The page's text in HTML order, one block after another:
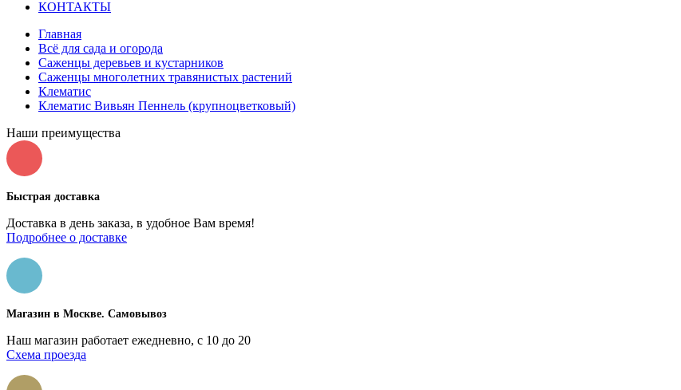
КОНТАКТЫ
Главная
Всё для сада и огорода
Саженцы деревьев и кустарников
Саженцы многолетних травянистых растений
Клематис
Клематис Вивьян Пеннель (крупноцветковый)
Наши преимущества
Быстрая доставка
Доставка в день заказа, в удобное Вам время!
Подробнее о доставке
Магазин в Москве. Самовывоз
Наш магазин работает ежедневно, с 10 до 20
Схема проезда